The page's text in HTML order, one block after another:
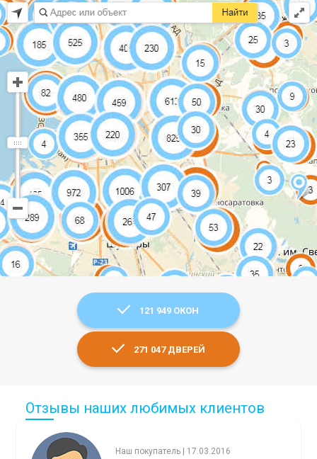
121 949 ОКОН
271 047 ДВЕРЕЙ
Отзывы наших любимых клиентов
Наш покупатель | 17.03.2016